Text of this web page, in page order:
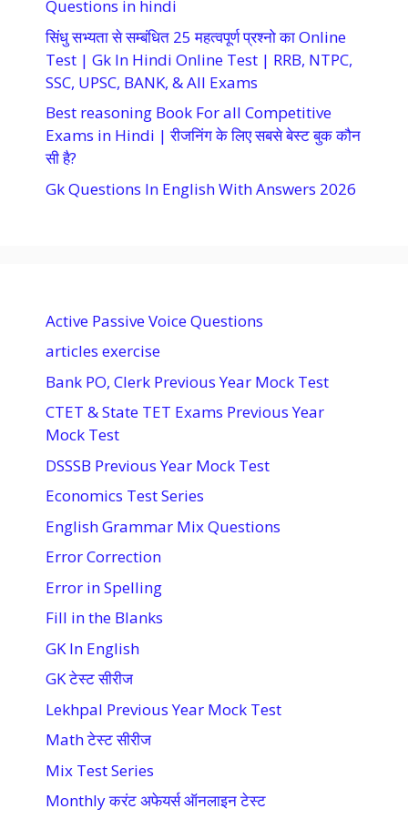
Questions in hindi
सिंधु सभ्यता से सम्बंधित 25 महत्वपूर्ण प्रश्नो का Online
Test | Gk In Hindi Online Test | RRB, NTPC,
SSC, UPSC, BANK, & All Exams
Best reasoning Book For all Competitive
Exams in Hindi | रीजनिंग के लिए सबसे बेस्ट बुक कौन
सी है?
Gk Questions In English With Answers 2026
Active Passive Voice Questions
articles exercise
Bank PO, Clerk Previous Year Mock Test
CTET & State TET Exams Previous Year
Mock Test
DSSSB Previous Year Mock Test
Economics Test Series
English Grammar Mix Questions
Error Correction
Error in Spelling
Fill in the Blanks
GK In English
GK टेस्ट सीरीज
Lekhpal Previous Year Mock Test
Math टेस्ट सीरीज
Mix Test Series
Monthly करंट अफेयर्स ऑनलाइन टेस्ट